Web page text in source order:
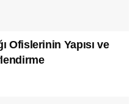
Ofislerinin Yapısı ve